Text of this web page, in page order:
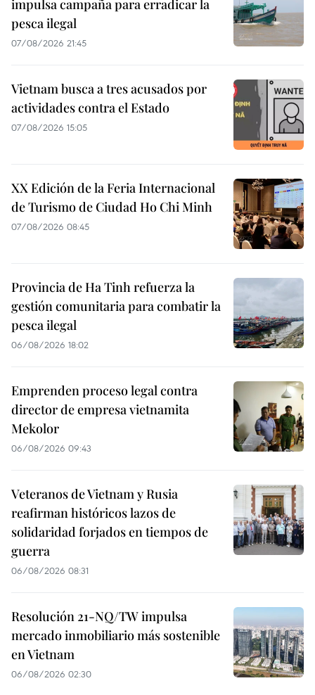
impulsa campaña para erradicar la
pesca ilegal
07/08/2026 21:45
Vietnam busca a tres acusados por
actividades contra el Estado
07/08/2026 15:05
XX Edición de la Feria Internacional
de Turismo de Ciudad Ho Chi Minh
07/08/2026 08:45
Provincia de Ha Tinh refuerza la
gestión comunitaria para combatir la
pesca ilegal
06/08/2026 18:02
Emprenden proceso legal contra
director de empresa vietnamita
Mekolor
06/08/2026 09:43
Veteranos de Vietnam y Rusia
reafirman históricos lazos de
solidaridad forjados en tiempos de
guerra
06/08/2026 08:31
Resolución 21-NQ/TW impulsa
mercado inmobiliario más sostenible
en Vietnam
06/08/2026 02:30